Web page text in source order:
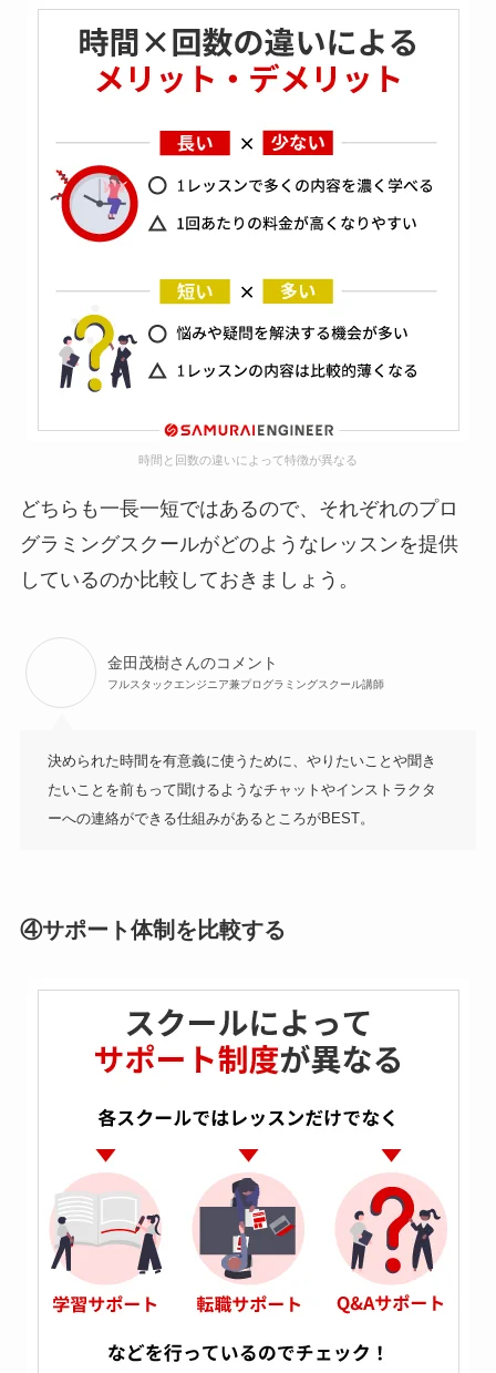
時間と回数の違いによって特徴が異なる
どちらも一長一短ではあるので、それぞれのプロ
グラミングスクールがどのようなレッスンを提供
しているのか比較しておきましょう。
金田茂樹さんのコメント
フルスタックエンジニア兼プログラミングスクール講師
決められた時間を有意義に使うために、やりたいことや聞き
たいことを前もって聞けるようなチャットやインストラクタ
ーへの連絡ができる仕組みがあるところがBEST。
④サポート体制を比較する